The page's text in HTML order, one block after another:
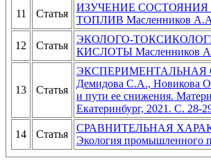
11 Статья
ИЗУЧЕНИЕ
ТОПЛИВ Масленников
12 Статья
ЭКОЛОГО-
КИСЛОТЫ Масленников
13 Статья
ЭКСПЕРИМЕНТАЛЬНАЯ
Демидова С.А., Новикова
и пути ее снижения.
Екатеринбург, 2021. С. 28-
14 Статья
СРАВНИТЕЛЬНАЯ
Экология промышленного